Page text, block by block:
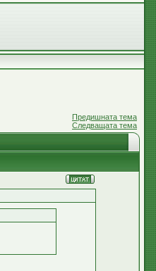
Предишната тема
Следващата тема